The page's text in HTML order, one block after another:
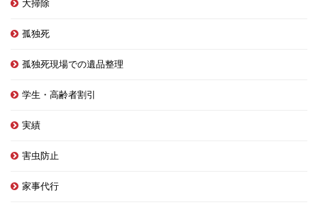
大掃除
孤独死
孤独死現場での遺品整理
学生・高齢者割引
実績
害虫防止
家事代行